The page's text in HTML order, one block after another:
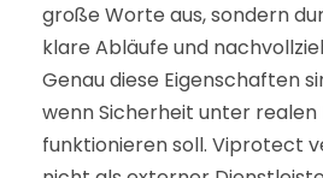
große Worte aus, sondern
klare Abläufe und
Genau diese Eigenschaften
wenn Sicherheit unter realen
funktionieren soll. Viprotect